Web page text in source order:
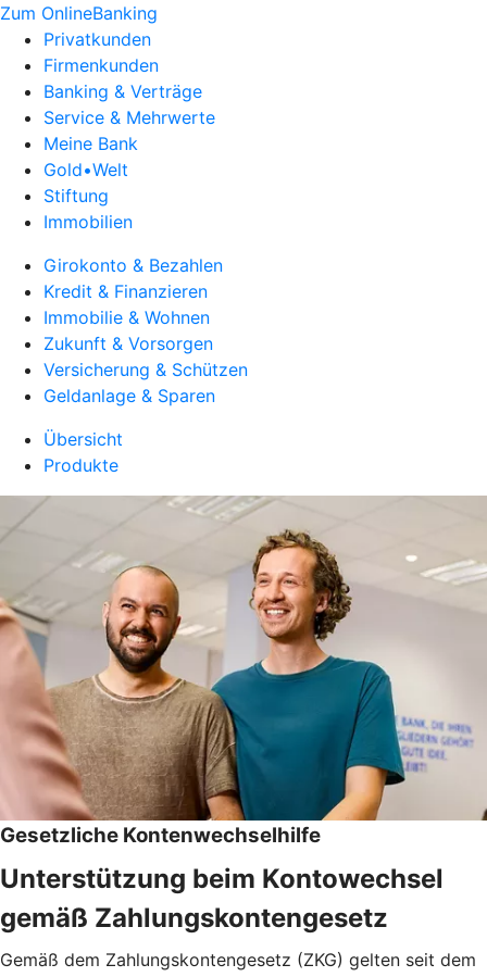
Zum OnlineBanking
Privatkunden
Firmenkunden
Banking & Verträge
Service & Mehrwerte
Meine Bank
Gold•Welt
Stiftung
Immobilien
Girokonto & Bezahlen
Kredit & Finanzieren
Immobilie & Wohnen
Zukunft & Vorsorgen
Versicherung & Schützen
Geldanlage & Sparen
Übersicht
Produkte
Gesetzliche Kontenwechselhilfe
Unterstützung beim Kontowechsel
gemäß Zahlungskontengesetz
Gemäß dem Zahlungskontengesetz (ZKG) gelten seit dem